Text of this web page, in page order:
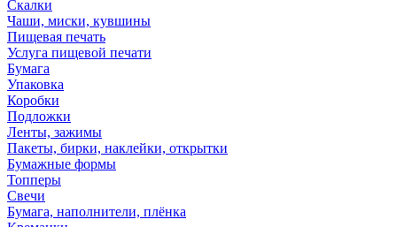
Скалки
Чаши, миски, кувшины
Пищевая печать
Услуга пищевой печати
Бумага
Упаковка
Коробки
Подложки
Ленты, зажимы
Пакеты, бирки, наклейки, открытки
Бумажные формы
Топперы
Свечи
Бумага, наполнители, плёнка